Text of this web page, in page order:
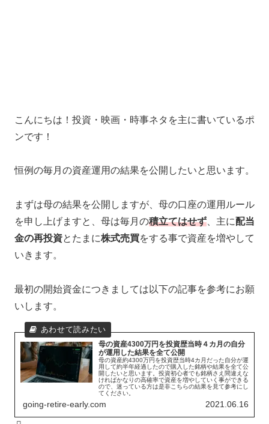
こんにちは！投資・映画・時事ネタを主に書いているポ
ンです！
恒例の毎月の資産運用の結果を公開したいと思います。
まずは母の結果を公開しますが、母の口座の運用ルール
を申し上げますと、母は毎月の積立てはせず 、主に配当
金の再投資とたまに株式売買をする事で資産を増やして
いきます。
最初の開始資金につきましては以下の記事を参考にお願
いします。
母の資産4300万円を投資歴当時４カ月の自分
が運用した結果を全て公開
母の資産約4300万円を投資歴当時4カ月だった自分が運
用して約半年経過したので購入した銘柄や結果を全て公
開したいと思います。投資初心者でも銘柄さえ間違えな
ければかなりの高確率で資産を増やしていく事ができる
ので、迷っている方は是非こちらの結果を見て参考にし
てください。
going-retire-early.com 2021.06.16